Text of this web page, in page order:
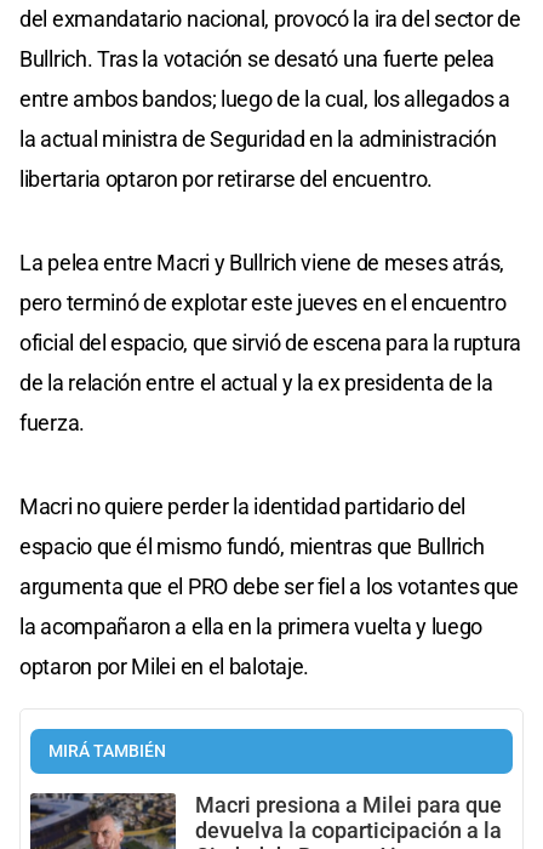
del exmandatario nacional, provocó la ira del sector de
Bullrich. Tras la votación se desató una fuerte pelea
entre ambos bandos; luego de la cual, los allegados a
la actual ministra de Seguridad en la administración
libertaria optaron por retirarse del encuentro.
La pelea entre Macri y Bullrich viene de meses atrás,
pero terminó de explotar este jueves en el encuentro
oficial del espacio, que sirvió de escena para la ruptura
de la relación entre el actual y la ex presidenta de la
fuerza.
Macri no quiere perder la identidad partidario del
espacio que él mismo fundó, mientras que Bullrich
argumenta que el PRO debe ser fiel a los votantes que
la acompañaron a ella en la primera vuelta y luego
optaron por Milei en el balotaje.
MIRÁ TAMBIÉN
Macri presiona a Milei para que
devuelva la coparticipación a la